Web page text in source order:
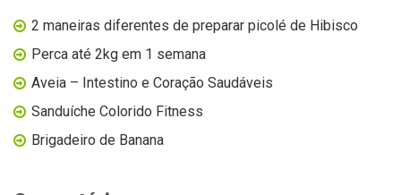
2 maneiras diferentes de preparar picolé de Hibisco
Perca até 2kg em 1 semana
Aveia – Intestino e Coração Saudáveis
Sanduíche Colorido Fitness
Brigadeiro de Banana